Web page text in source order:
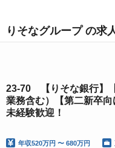
りそなグループ の求
23-70 【りそな銀行】
業務含む）【第二新卒
未経験歓迎！
年収520万円 〜 680万円